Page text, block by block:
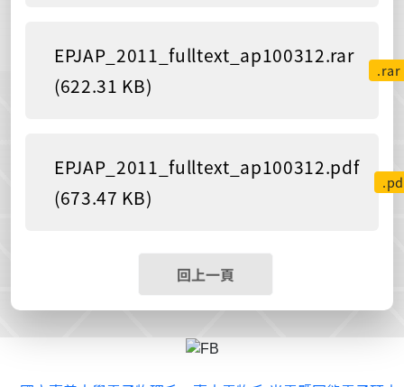
EPJAP_2011_fulltext_ap100312.rar
(622.31 KB)
.rar
EPJAP_2011_fulltext_ap100312.pdf
(673.47 KB)
回上一頁